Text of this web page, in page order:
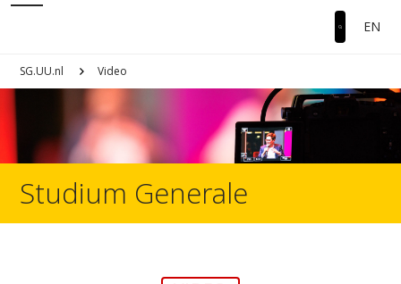
EN
SG.UU.nl Video
Studium Generale